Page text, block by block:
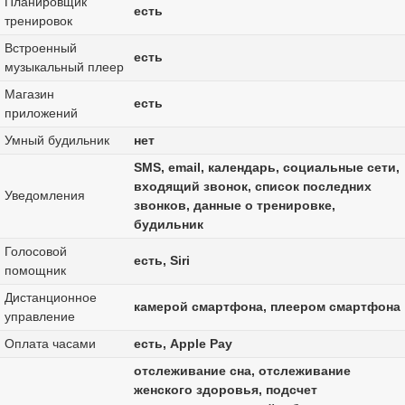
тренировок
есть
Встроенный
музыкальный плеер
есть
Магазин
приложений
есть
Умный будильник нет
Уведомления
SMS, email, календарь, социальные сети,
входящий звонок, список последних
звонков, данные о тренировке,
будильник
Голосовой
помощник
есть, Siri
Дистанционное
управление
камерой смартфона, плеером смартфона
Оплата часами
есть, Apple Pay
отслеживание сна, отслеживание
женского здоровья, подсчет